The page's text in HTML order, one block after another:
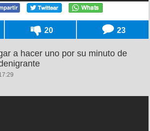
20 23
a hacer uno por su minuto de